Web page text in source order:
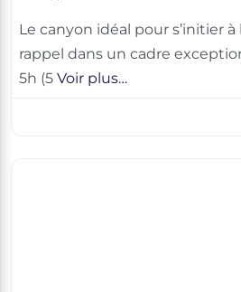
Le canyon idéal pour s’initier
rappel dans un cadre
5h (5 Voir plus…